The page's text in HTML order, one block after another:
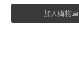
加入購物車